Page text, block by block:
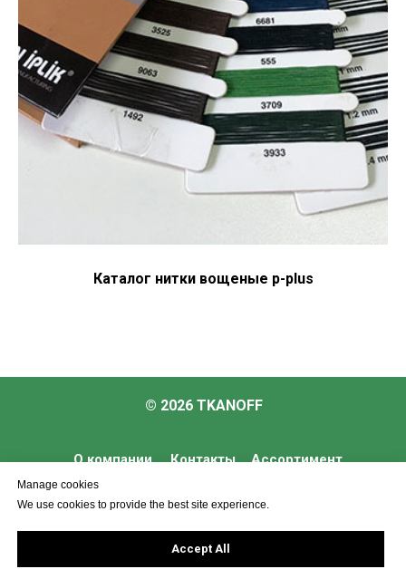
Каталог нитки вощеные p-plus
© 2026 TKANOFF
Контакты
Услуги
Ассортимент
О компании
Manage cookies
We use cookies to provide the best site experience.
Accept All